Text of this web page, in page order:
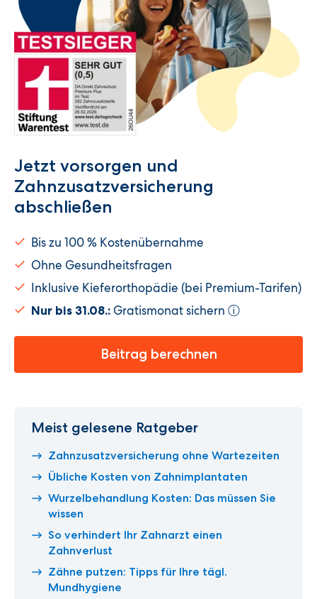
Jetzt vorsorgen und
Zahnzusatzversicherung
abschließen
Bis zu 100 % Kostenübernahme
Ohne Gesundheitsfragen
Inklusive Kieferorthopädie (bei Premium-Tarifen)
Nur bis 31.08.: Gratismonat sichern ⓘ
Beitrag berechnen
Meist gelesene Ratgeber
Zahnzusatzversicherung ohne Wartezeiten
Übliche Kosten von Zahnimplantaten
Wurzelbehandlung Kosten: Das müssen Sie
wissen
So verhindert Ihr Zahnarzt einen
Zahnverlust
Zähne putzen: Tipps für Ihre tägl.
Mundhygiene